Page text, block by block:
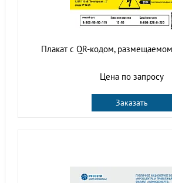
Плакат с QR-кодом,
Цена по запросу
Заказать